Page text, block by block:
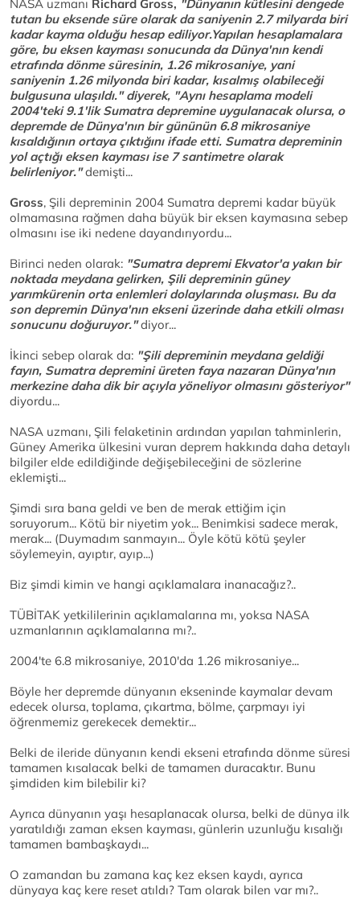
NASA uzmanı Richard Gross, "Dünyanın kütlesini dengede
tutan bu eksende süre olarak da saniyenin 2.7 milyarda biri
kadar kayma olduğu hesap ediliyor.Yapılan hesaplamalara
göre, bu eksen kayması sonucunda da Dünya'nın kendi
etrafında dönme süresinin, 1.26 mikrosaniye, yani
saniyenin 1.26 milyonda biri kadar, kısalmış olabileceği
bulgusuna ulaşıldı." diyerek, "Aynı hesaplama modeli
2004'teki 9.1'lik Sumatra depremine uygulanacak olursa, o
depremde de Dünya'nın bir gününün 6.8 mikrosaniye
kısaldığının ortaya çıktığını ifade etti. Sumatra depreminin
yol açtığı eksen kayması ise 7 santimetre olarak
belirleniyor."demişti...
Gross, Şili depreminin 2004 Sumatra depremi kadar büyük
olmamasına rağmen daha büyük bir eksen kaymasına sebep
olmasını ise iki nedene dayandırıyordu...
Birinci neden olarak: "Sumatra depremi Ekvator'a yakın bir
noktada meydana gelirken, Şili depreminin güney
yarımkürenin orta enlemleri dolaylarında oluşması. Bu da
son depremin Dünya'nın ekseni üzerinde daha etkili olması
sonucunu doğuruyor."diyor...
İkinci sebep olarak da: "Şili depreminin meydana geldiği
fayın, Sumatra depremini üreten faya nazaran Dünya'nın
merkezine daha dik bir açıyla yöneliyor olmasını gösteriyor"
diyordu...
NASA uzmanı, Şili felaketinin ardından yapılan tahminlerin,
Güney Amerika ülkesini vuran deprem hakkında daha detaylı
bilgiler elde edildiğinde değişebileceğini de sözlerine
eklemişti...
Şimdi sıra bana geldi ve ben de merak ettiğim için
soruyorum... Kötü bir niyetim yok... Benimkisi sadece merak,
merak... (Duymadım sanmayın... Öyle kötü kötü şeyler
söylemeyin, ayıptır, ayıp...)
Biz şimdi kimin ve hangi açıklamalara inanacağız?..
TÜBİTAK yetkililerinin açıklamalarına mı, yoksa NASA
uzmanlarının açıklamalarına mı?..
2004'te 6.8 mikrosaniye, 2010'da 1.26 mikrosaniye...
Böyle her depremde dünyanın ekseninde kaymalar devam
edecek olursa, toplama, çıkartma, bölme, çarpmayı iyi
öğrenmemiz gerekecek demektir...
Belki de ileride dünyanın kendi ekseni etrafında dönme süresi
tamamen kısalacak belki de tamamen duracaktır. Bunu
şimdiden kim bilebilir ki?
Ayrıca dünyanın yaşı hesaplanacak olursa, belki de dünya ilk
yaratıldığı zaman eksen kayması, günlerin uzunluğu kısalığı
tamamen bambaşkaydı...
O zamandan bu zamana kaç kez eksen kaydı, ayrıca
dünyaya kaç kere reset atıldı? Tam olarak bilen var mı?..